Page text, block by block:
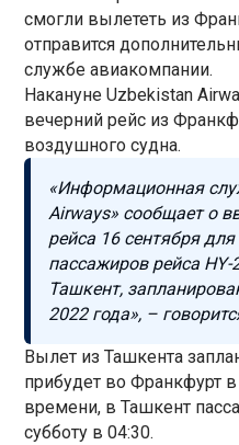
смогли вылететь из
отправится
службе авиакомпании.
Накануне Uzbekistan
вечерний рейс из
воздушного судна.
«Информационная
Airways» сообщает о
рейса 16 сентября
пассажиров рейса
Ташкент,
2022 года», –
Вылет из Ташкента
прибудет во Франкфурт
времени, в Ташкент
субботу в 04:30.